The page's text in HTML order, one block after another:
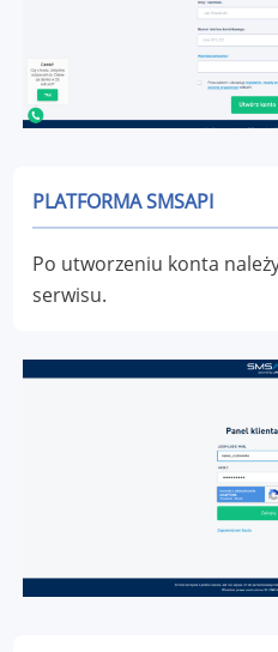
PLATFORMA SMSAPI
Po utworzeniu konta
serwisu.